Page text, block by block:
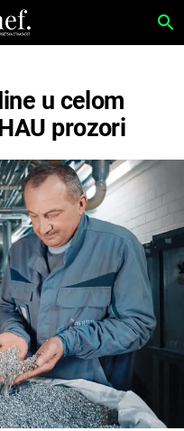
u celom
prozori